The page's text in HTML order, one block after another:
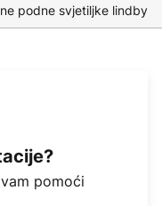
podne svjetiljke lindby
pomoći